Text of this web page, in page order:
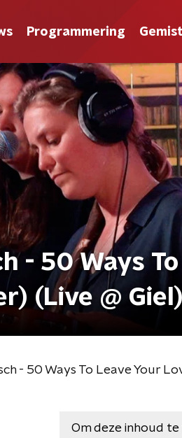
Programmering
- 50 Ways
(Live @ Giel)
- 50 Ways To Leave Your
Om deze inhoud